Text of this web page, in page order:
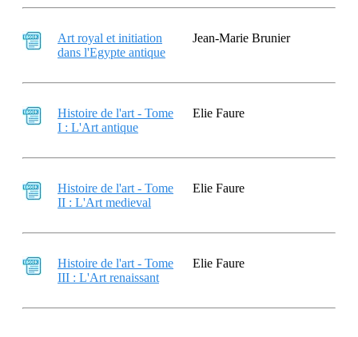
Art royal et initiation
dans l'Egypte antique
Jean-Marie Brunier
Histoire de l'art - Tome
I : L'Art antique
Elie Faure
Histoire de l'art - Tome
II : L'Art medieval
Elie Faure
Histoire de l'art - Tome
III : L'Art renaissant
Elie Faure